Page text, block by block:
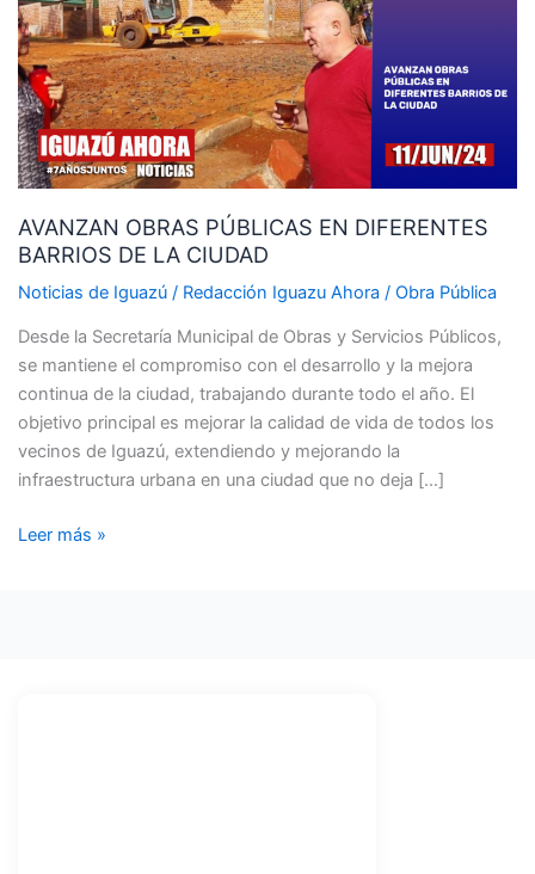
AVANZAN OBRAS PÚBLICAS EN DIFERENTES
BARRIOS DE LA CIUDAD
Noticias de Iguazú/ Redacción Iguazu Ahora / Obra Pública
Desde la Secretaría Municipal de Obras y Servicios Públicos,
se mantiene el compromiso con el desarrollo y la mejora
continua de la ciudad, trabajando durante todo el año. El
objetivo principal es mejorar la calidad de vida de todos los
vecinos de Iguazú, extendiendo y mejorando la
infraestructura urbana en una ciudad que no deja […]
EN
DIFERENTES
BARRIOS
DE
LA
CIUDAD
Leer más »